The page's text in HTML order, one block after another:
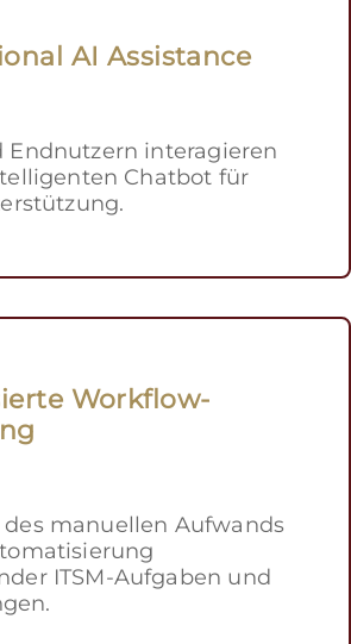
AI Assistance
Endnutzern interagieren
Chatbot für
Workflow-
des manuellen Aufwands
ITSM-Aufgaben und